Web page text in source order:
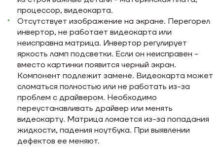
процессор, видеокарта.
Отсутствует изображение на экране. Перегорел
инвертор, не работает видеокарта или
неисправна матрица. Инвертор регулирует
яркость ламп подсветки. Если он неисправен -
вместо картинки появится черный экран.
Компонент подлежит замене. Видеокарта может
сломаться полностью или не работать из-за
проблем с драйвером. Необходимо
переустанавливать драйвер или менять
видеокарту. Матрица ломается из-за попадания
жидкости, падения ноутбука. При выявлении
дефектов ее меняют.